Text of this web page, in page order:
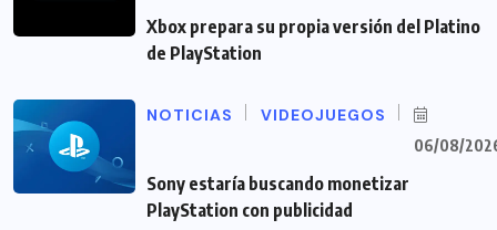
Xbox prepara su propia versión del Platino
de PlayStation
NOTICIAS VIDEOJUEGOS
06/08/
Sony estaría buscando monetizar
PlayStation con publicidad